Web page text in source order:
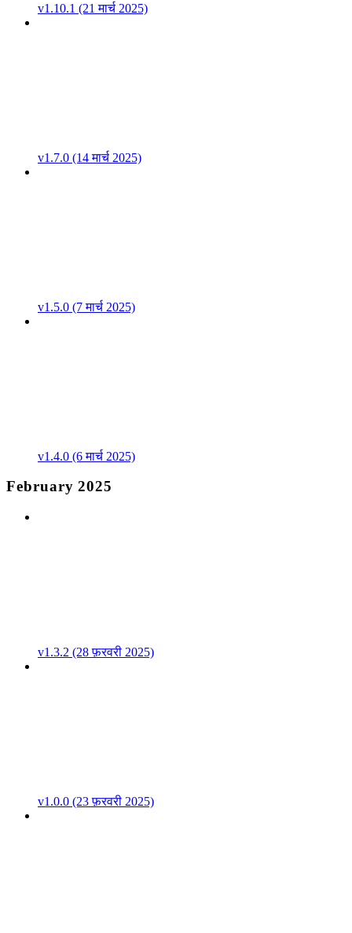
v1.10.1 (21 मार्च 2025)
v1.7.0 (14 मार्च 2025)
v1.5.0 (7 मार्च 2025)
v1.4.0 (6 मार्च 2025)
February 2025
v1.3.2 (28 फ़रवरी 2025)
v1.0.0 (23 फ़रवरी 2025)